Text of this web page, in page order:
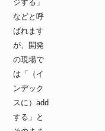
ジする」
などと呼
ばれます
が、開発
の現場で
は「（イ
ンデック
スに）add
する」と